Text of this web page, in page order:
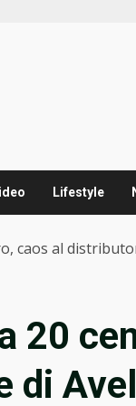
Lifestyle
caos al
20
di